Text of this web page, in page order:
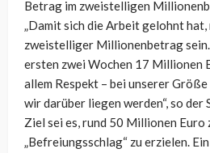
Betrag im zweistelligen
„Damit sich die Arbeit gelohnt hat,
zweistelliger Millionenbetrag sein.
ersten zwei Wochen 17 Millionen
allem Respekt – bei unserer
wir darüber liegen werden“, so der
Ziel sei es, rund 50 Millionen Euro
„Befreiungsschlag“ zu erzielen.